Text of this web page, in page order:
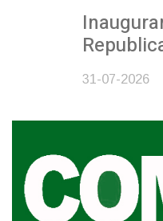
Inauguran
Republicana
31-07-2026